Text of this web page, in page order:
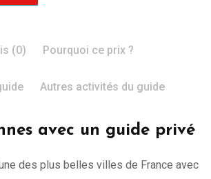
(0) Pourquoi ce prix ?
Autres activités du guide
avec un guide privé
des plus belles villes de France avec